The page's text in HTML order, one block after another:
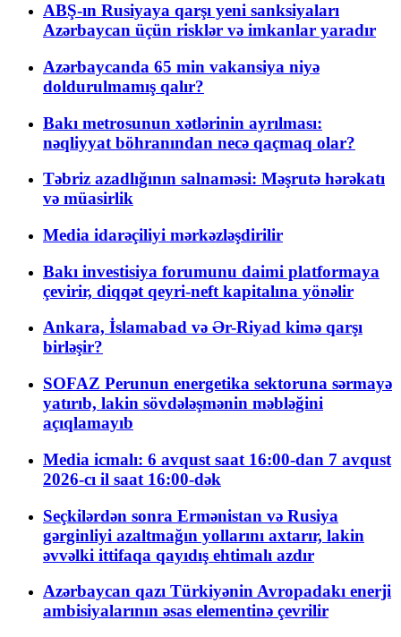
ABŞ-ın Rusiyaya qarşı yeni sanksiyaları
Azərbaycan üçün risklər və imkanlar yaradır
Azərbaycanda 65 min vakansiya niyə
doldurulmamış qalır?
Bakı metrosunun xətlərinin ayrılması:
nəqliyyat böhranından necə qaçmaq olar?
Təbriz azadlığının salnaməsi: Məşrutə hərəkatı
və müasirlik
Media idarəçiliyi mərkəzləşdirilir
Bakı investisiya forumunu daimi platformaya
çevirir, diqqət qeyri-neft kapitalına yönəlir
Ankara, İslamabad və Ər-Riyad kimə qarşı
birləşir?
SOFAZ Perunun energetika sektoruna sərmayə
yatırıb, lakin sövdələşmənin məbləğini
açıqlamayıb
Media icmalı: 6 avqust saat 16:00-dan 7 avqust
2026-cı il saat 16:00-dək
Seçkilərdən sonra Ermənistan və Rusiya
gərginliyi azaltmağın yollarını axtarır, lakin
əvvəlki ittifaqa qayıdış ehtimalı azdır
Azərbaycan qazı Türkiyənin Avropadakı enerji
ambisiyalarının əsas elementinə çevrilir